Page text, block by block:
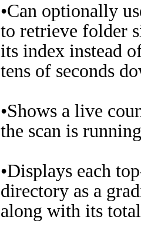
•Can optionally
to retrieve folder
its index instead
tens of seconds
•Shows a live
the scan is
•Displays each
directory as a
along with its